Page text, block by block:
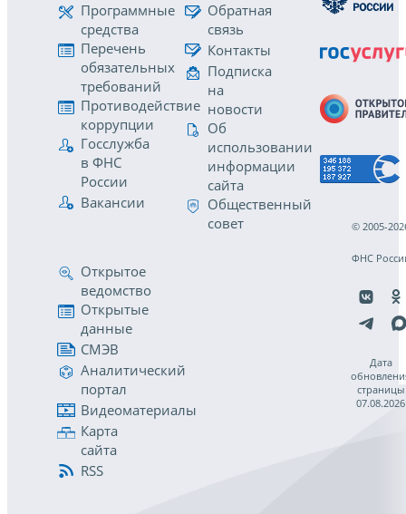
Программные
средства
Перечень
обязательных
требований
Противодействие
коррупции
Госслужба
в ФНС
России
Вакансии
Обратная
связь
Контакты
Подписка
на
новости
Об
использовании
информации
сайта
Общественный
совет
Открытое
ведомство
Открытые
данные
СМЭВ
Аналитический
портал
Видеоматериалы
Карта
сайта
RSS
© 2005-
ФНС
Дата
страницы
07.08.2026